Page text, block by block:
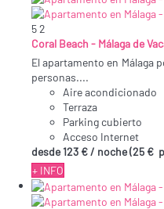
52
Coral Beach - Málaga de
El apartamento en Málaga
personas....
Aire acondicionado
Terraza
Parking cubierto
Acceso Internet
desde 123 €/ noche(25 €
+ INFO